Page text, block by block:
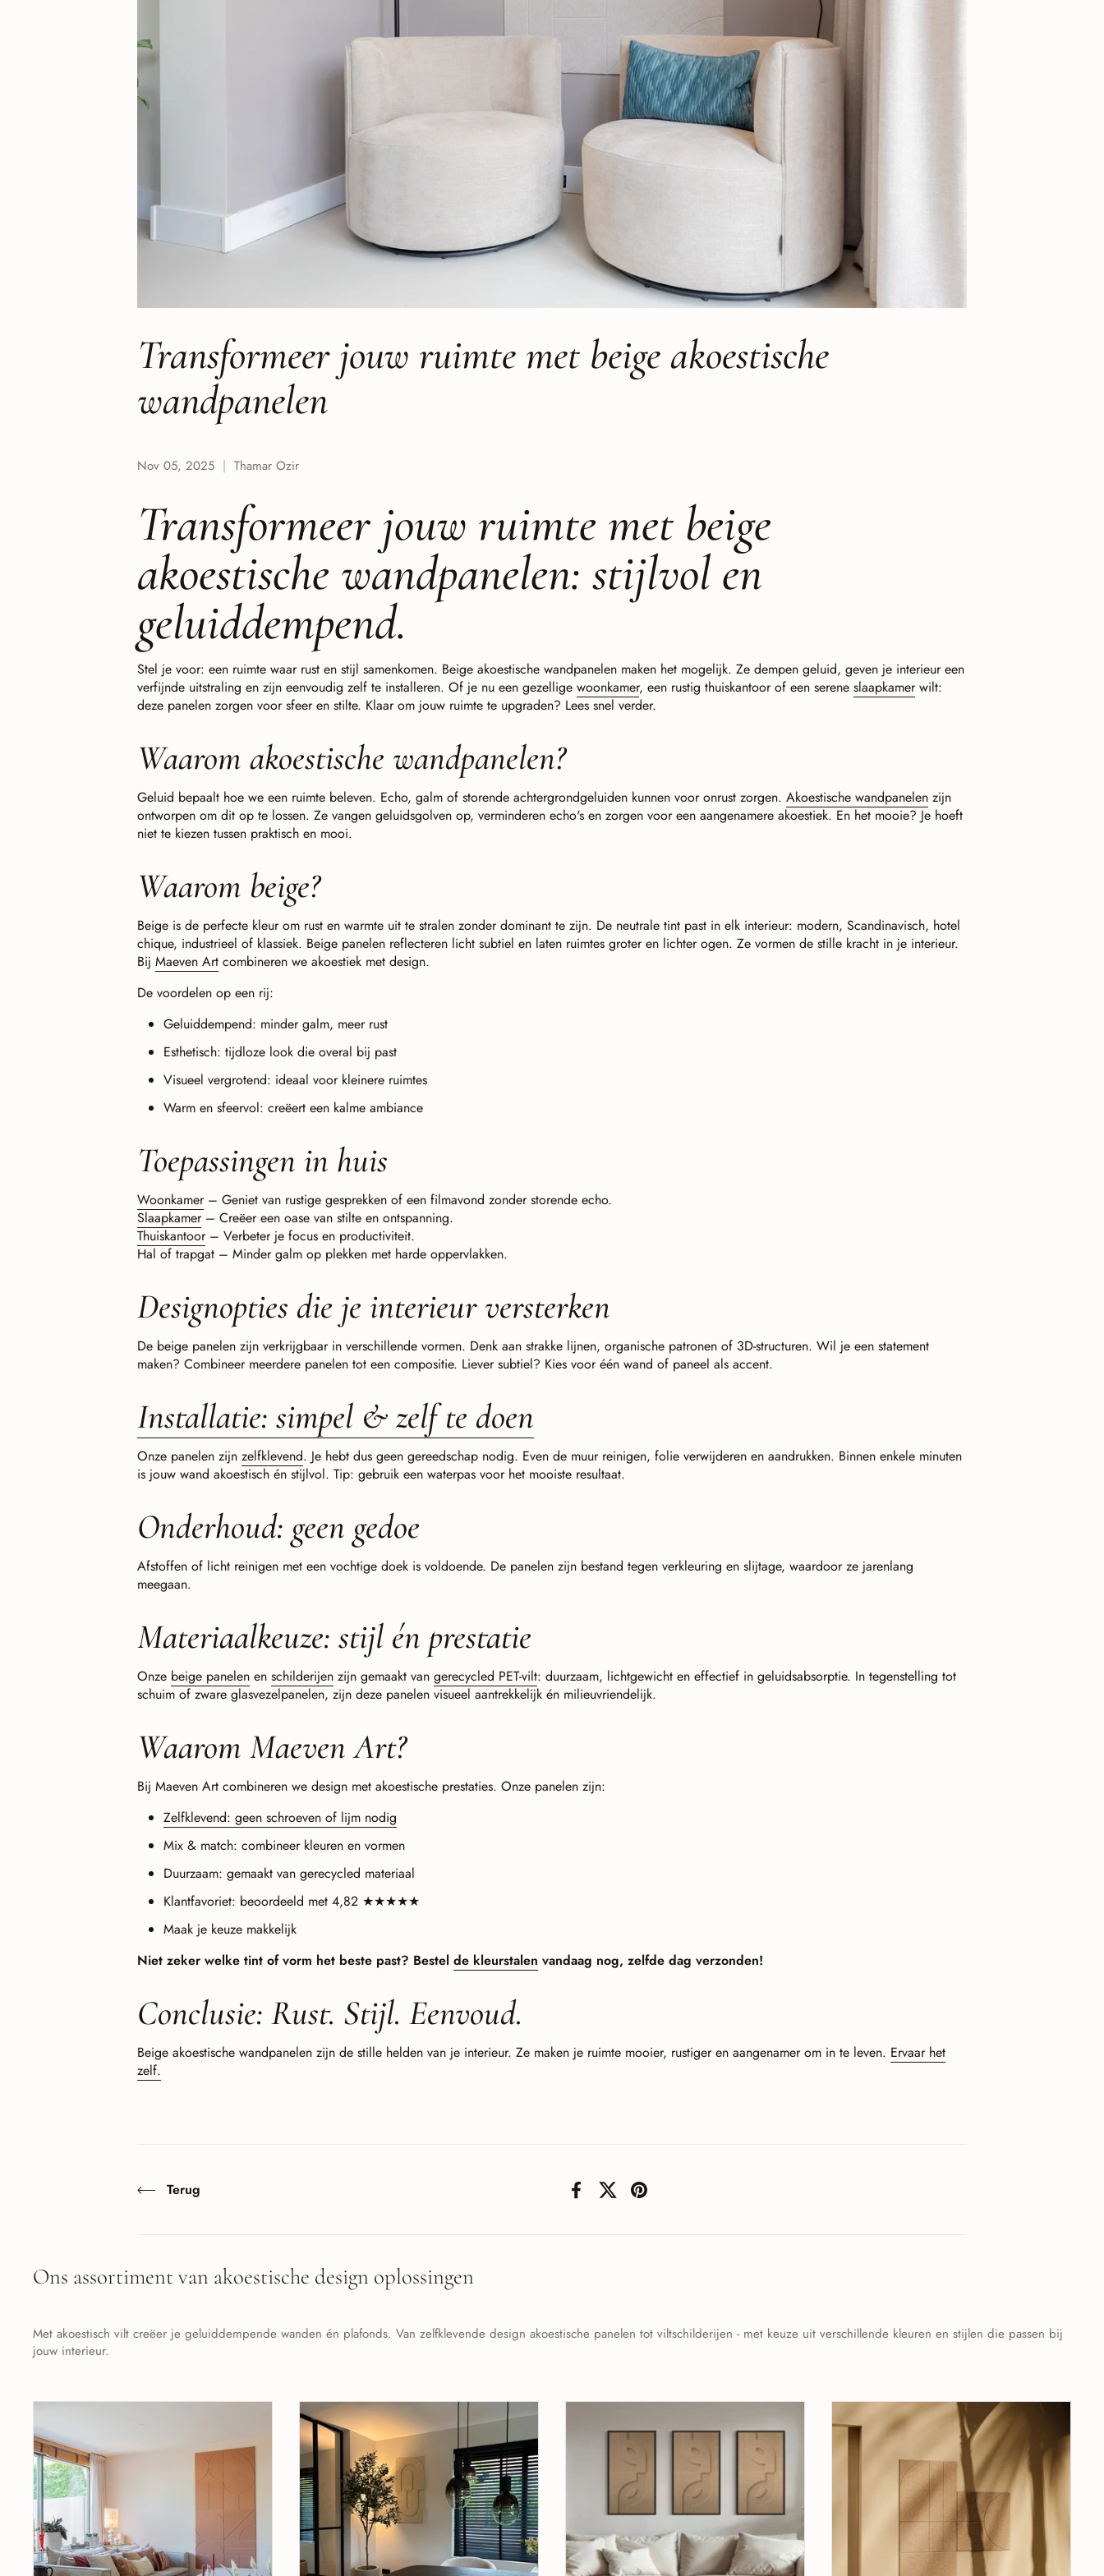
Transformeer jouw ruimte met beige akoestische
wandpanelen
Nov 05, 2025 Thamar Ozir
Transformeer jouw ruimte met beige
akoestische wandpanelen: stijlvol en
geluiddempend.
Stel je voor: een ruimte waar rust en stijl samenkomen. Beige akoestische wandpanelen maken het mogelijk. Ze dempen geluid, geven je interieur een
verfijnde uitstraling en zijn eenvoudig zelf te installeren. Of je nu een gezelligewoonkamer, een rustig thuiskantoor of een sereneslaapkamerwilt:
deze panelen zorgen voor sfeer en stilte. Klaar om jouw ruimte te upgraden? Lees snel verder.
Waarom akoestische wandpanelen?
Geluid bepaalt hoe we een ruimte beleven. Echo, galm of storende achtergrondgeluiden kunnen voor onrust zorgen.Akoestische wandpanelen zijn
ontworpen om dit op te lossen. Ze vangen geluidsgolven op, verminderen echo's en zorgen voor een aangenamere akoestiek. En het mooie? Je hoeft
niet te kiezen tussen praktisch en mooi.
Waarom beige?
Beige is de perfecte kleur om rust en warmte uit te stralen zonder dominant te zijn. De neutrale tint past in elk interieur: modern, Scandinavisch, hotel
chique, industrieel of klassiek. Beige panelen reflecteren licht subtiel en laten ruimtes groter en lichter ogen. Ze vormen de stille kracht in je interieur.
BijMaeven Art combineren we akoestiek met design.
De voordelen op een rij:
Geluiddempend: minder galm, meer rust
Esthetisch: tijdloze look die overal bij past
Visueel vergrotend: ideaal voor kleinere ruimtes
Warm en sfeervol: creëert een kalme ambiance
Toepassingen in huis
Woonkamer– Geniet van rustige gesprekken of een filmavond zonder storende echo.
Slaapkamer– Creëer een oase van stilte en ontspanning.
Thuiskantoor– Verbeter je focus en productiviteit.
Hal of trapgat – Minder galm op plekken met harde oppervlakken.
Designopties die je interieur versterken
De beige panelen zijn verkrijgbaar in verschillende vormen. Denk aan strakke lijnen, organische patronen of 3D-structuren. Wil je een statement
maken? Combineer meerdere panelen tot een compositie. Liever subtiel? Kies voor één wand of paneel als accent.
Installatie: simpel & zelf te doen
Onze panelen zijnzelfklevend. Je hebt dus geen gereedschap nodig. Even de muur reinigen, folie verwijderen en aandrukken. Binnen enkele minuten
is jouw wand akoestisch én stijlvol. Tip: gebruik een waterpas voor het mooiste resultaat.
Onderhoud: geen gedoe
Afstoffen of licht reinigen met een vochtige doek is voldoende. De panelen zijn bestand tegen verkleuring en slijtage, waardoor ze jarenlang
meegaan.
Materiaalkeuze: stijl én prestatie
Onze beige panelen enschilderijen zijn gemaakt vangerecycled PET-vilt: duurzaam, lichtgewicht en effectief in geluidsabsorptie. In tegenstelling tot
schuim of zware glasvezelpanelen, zijn deze panelen visueel aantrekkelijk én milieuvriendelijk.
Waarom Maeven Art?
Bij Maeven Art combineren we design met akoestische prestaties. Onze panelen zijn:
Zelfklevend: geen schroeven of lijm nodig
Mix & match: combineer kleuren en vormen
Duurzaam: gemaakt van gerecycled materiaal
Klantfavoriet: beoordeeld met 4,82 ★★★★★
Maak je keuze makkelijk
Niet zeker welke tint of vorm het beste past? Bestelde kleurstalen vandaag nog, zelfde dag verzonden!
Conclusie: Rust. Stijl. Eenvoud.
Beige akoestische wandpanelen zijn de stille helden van je interieur. Ze maken je ruimte mooier, rustiger en aangenamer om in te leven. Ervaar het
zelf.
Terug FacebookX (Twitter)Pinterest
Ons assortiment van akoestische design oplossingen
Met akoestisch vilt creëer je geluiddempende wanden én plafonds. Van zelfklevende design akoestische panelen tot viltschilderijen - met keuze uit verschillende kleuren en stijlen die passen bij
jouw interieur.